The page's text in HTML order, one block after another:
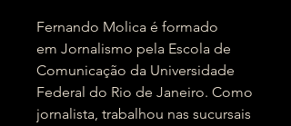
Fernando Molica é formado
em Jornalismo pela Escola de
Comunicação da Universidade
Federal do Rio de Janeiro. Como
jornalista, trabalhou nas sucursais